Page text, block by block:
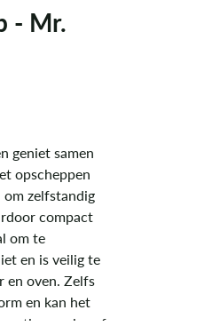
- Mr.
geniet samen
opscheppen
zelfstandig
compact
om te
en is veilig te
en oven. Zelfs
en kan het
zusjes of